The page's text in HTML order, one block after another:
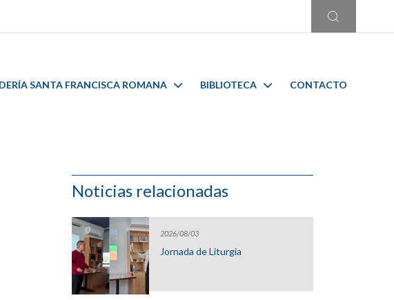
SANTA FRANCISCA ROMANA BIBLIOTECA CONTACTO
Noticias relacionadas
2026/08/03
Jornada de Liturgia